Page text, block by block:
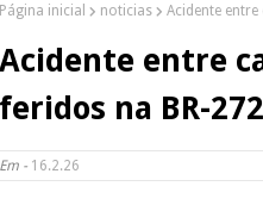
Página inicial noticias Acidente
Acidente entre
feridos na BR-272
Em - 16.2.26